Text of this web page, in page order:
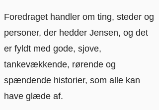
Foredraget handler om ting, steder og
personer, der hedder Jensen, og det
er fyldt med gode, sjove,
tankevækkende, rørende og
spændende historier, som alle kan
have glæde af.